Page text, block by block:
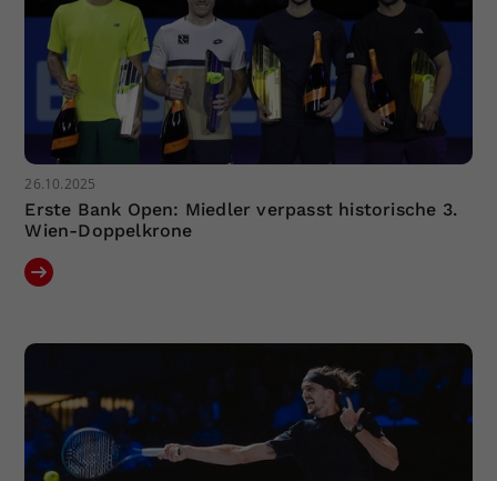
26.10.2025
Erste Bank Open: Miedler verpasst historische 3.
Wien-Doppelkrone